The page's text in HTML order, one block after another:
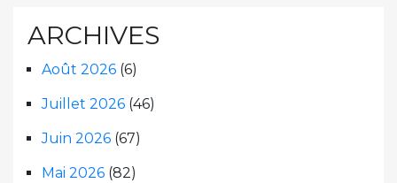
ARCHIVES
Août 2026 (6)
Juillet 2026 (46)
Juin 2026 (67)
Mai 2026 (82)